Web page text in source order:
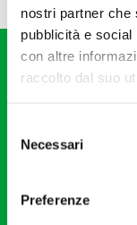
nostri partner che
pubblicità e
con altre
raccolto dal suo
delNecessari
Preferenze
20121 Milano